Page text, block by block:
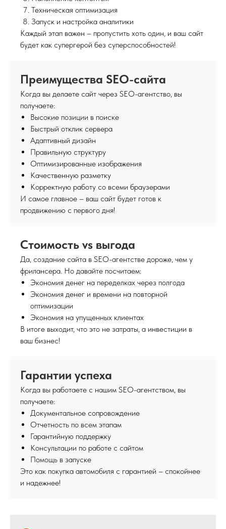
Техническая оптимизация
Запуск и настройка аналитики
Каждый этап важен – пропустить хоть один, и ваш сайт
будет как супергерой без суперспособностей!
Преимущества SEO-сайта
Когда вы делаете сайт через SEO-агентство, вы
получаете:
Высокие позиции в поиске
Быстрый отклик сервера
Адаптивный дизайн
Правильную структуру
Оптимизированные изображения
Качественную разметку
Корректную работу со всеми браузерами
И самое главное – ваш сайт будет готов к
продвижению с первого дня!
Стоимость vs выгода
Да, создание сайта в SEO-агентстве дороже, чем у
фрилансера. Но давайте посчитаем:
Экономия денег на переделках через полгода
Экономия денег и времени на повторной
оптимизации
Экономия на упущенных клиентах
В итоге выходит, что это не затраты, а инвестиции в
ваш бизнес!
Гарантии успеха
Когда вы работаете с нашим SEO-агентством, вы
получаете:
Документальное сопровождение
Отчетность по всем этапам
Гарантийную поддержку
Консультации по работе с сайтом
Помощь в запуске
Это как покупка автомобиля с гарантией – спокойнее
и надежнее!